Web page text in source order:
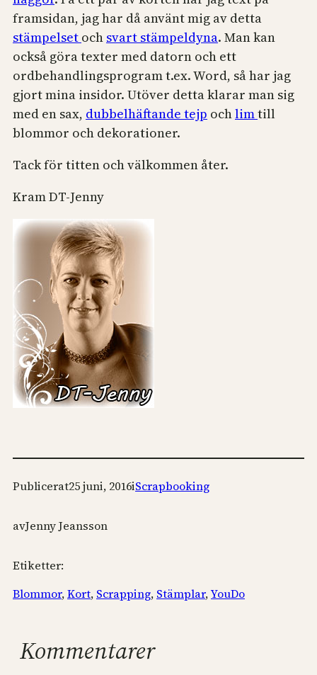
framsidan, jag har då använt mig av detta
stämpelset och svart stämpeldyna. Man kan
också göra texter med datorn och ett
ordbehandlingsprogram t.ex. Word, så har jag
gjort mina insidor. Utöver detta klarar man sig
med en sax, dubbelhäftande tejp ochlimtill
blommor och dekorationer.
Tack för titten och välkommen åter.
Kram DT-Jenny
Publicerat25 juni, 2016iScrapbooking
avJenny Jeansson
Etiketter:
Blommor, Kort, Scrapping, Stämplar, YouDo
Kommentarer